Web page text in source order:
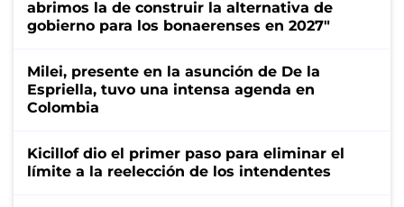
abrimos la de construir la alternativa de
gobierno para los bonaerenses en 2027"
Milei, presente en la asunción de De la
Espriella, tuvo una intensa agenda en
Colombia
Kicillof dio el primer paso para eliminar el
límite a la reelección de los intendentes